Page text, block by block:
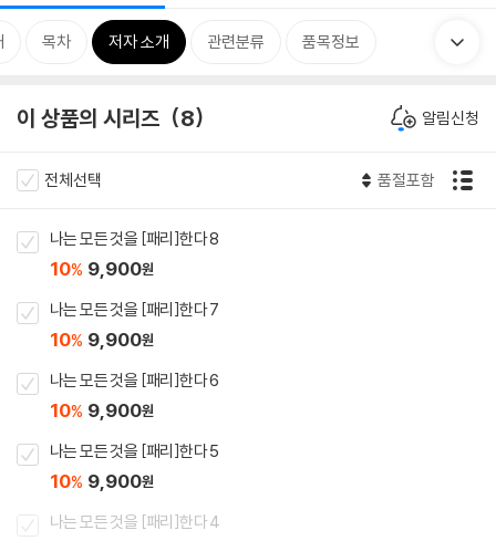
목차 저자 소개 관련분류 품목정보
이 상품의 시리즈 8 알림신청
전체선택 품절포함
나는 모든 것을 [패리]한다 8
10% 9,900원
나는 모든 것을 [패리]한다 7
10% 9,900원
나는 모든 것을 [패리]한다 6
10% 9,900원
나는 모든 것을 [패리]한다 5
10% 9,900원
나는 모든 것을 [패리]한다 4